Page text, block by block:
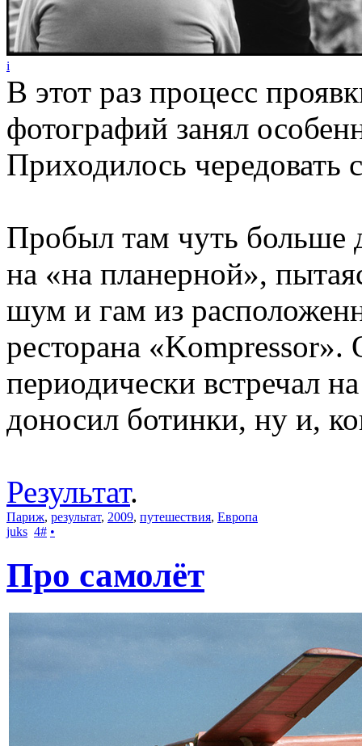
i
В этот раз процесс
фотографий занял
Приходилось чередовать
Пробыл там чуть больше
на «на планерной»,
шум и гам из
ресторана «Kompressor».
периодически встречал
доносил ботинки, ну и,
Результат.
Париж, результат, 2009, путешествия, Европа
juks 4# •
Про самолёт